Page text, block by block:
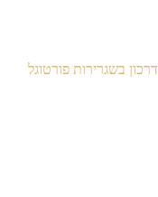
בשגרירות פורטוגל